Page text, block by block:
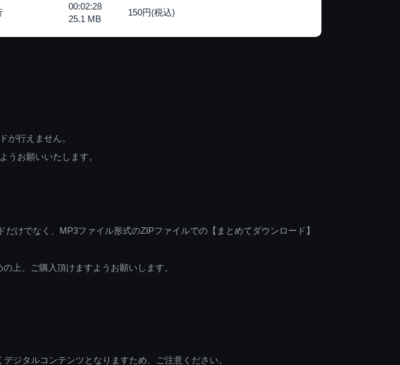
00:02:28
25.1 MB
150円(税込)
が行えません。
うお願いいたします。
けでなく、MP3ファイル形式のZIPファイルでの【まとめてダウンロード】
上、ご購入頂けますようお願いします。
ジタルコンテンツとなりますため、ご注意ください。